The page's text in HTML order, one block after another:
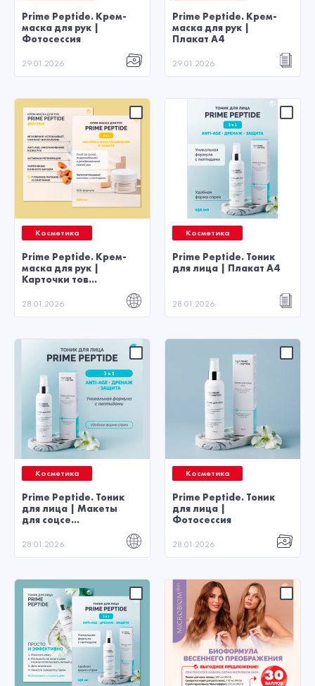
Prime Peptide. Крем-
маска для рук |
Фотосессия
29.01.2026
Prime Peptide. Крем-
маска для рук |
Плакат А4
29.01.2026
Косметика
Prime Peptide. Крем-
маска для рук |
Карточки тов...
28.01.2026
Косметика
Prime Peptide. Тоник
для лица | Плакат А4
28.01.2026
Косметика
Prime Peptide. Тоник
для лица | Макеты
для соцсе...
28.01.2026
Косметика
Prime Peptide. Тоник
для лица |
Фотосессия
28.01.2026